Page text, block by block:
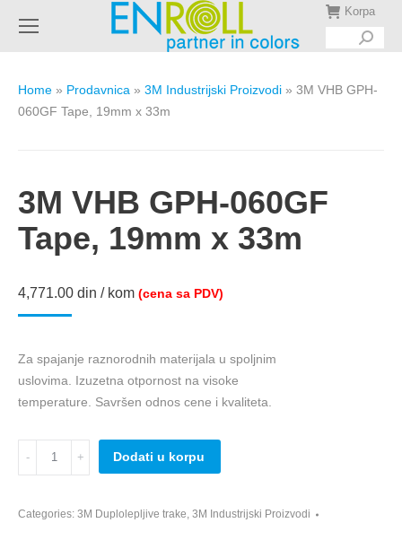
Korpa
Search:
Home » Prodavnica » 3M Industrijski Proizvodi » 3M VHB GPH-
060GF Tape, 19mm x 33m
3M VHB GPH-060GF
Tape, 19mm x 33m
4,771.00 din / kom (cena sa PDV)
Za spajanje raznorodnih materijala u spoljnim
uslovima. Izuzetna otpornost na visoke
temperature. Savršen odnos cene i kvaliteta.
060GF
Dodati u korpu
Categories: 3M Duplolepljive trake, 3M Industrijski Proizvodi